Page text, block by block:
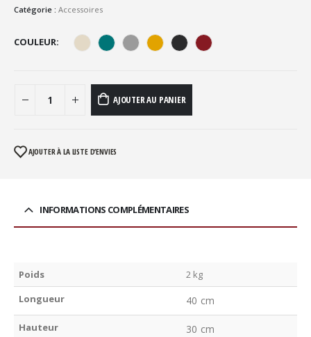
Catégorie : Accessoires
COULEUR
AJOUTER AU PANIER
AJOUTER À LA LISTE D’ENVIES
INFORMATIONS COMPLÉMENTAIRES
Poids
2 kg
Longueur
40 cm
Hauteur 30 cm